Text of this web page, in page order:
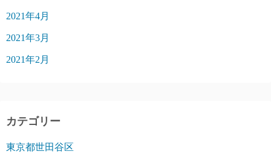
2021年4月
2021年3月
2021年2月
カテゴリー
東京都世田谷区